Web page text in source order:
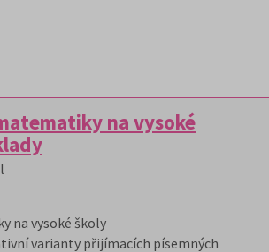
na vysoké
na vysoké školy
varianty přijímacích písemných